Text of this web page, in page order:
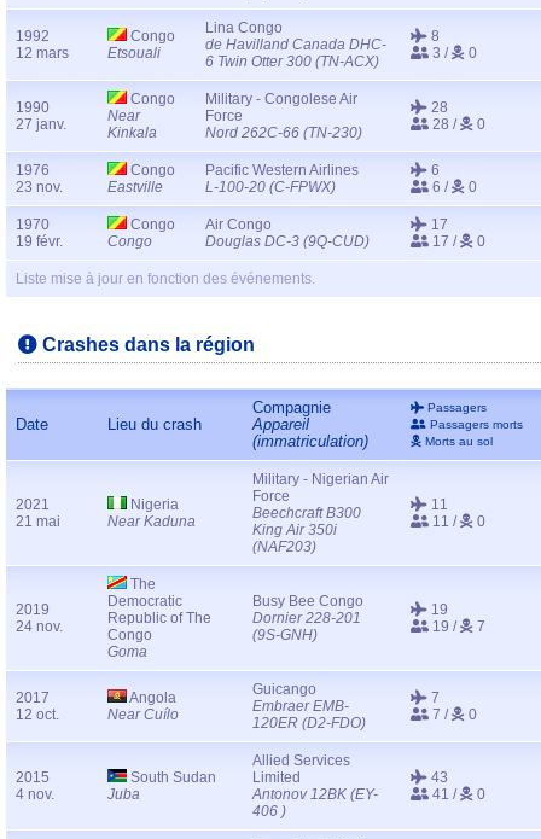
Liste mise à jour en fonction des événements.
1992
12 mars
Congo
Etsouali
Lina Congo
de Havilland Canada DHC-
6 Twin Otter 300 (TN-ACX)
8
3 /
0
1990
27 janv.
Congo
Near
Kinkala
Military - Congolese Air
Force
Nord 262C-66 (TN-230)
28
28 /
0
1976
23 nov.
Congo
Eastville
Pacific Western Airlines
L-100-20 (C-FPWX)
6
6 /
0
1970
19 févr.
Congo
Congo
Air Congo
Douglas DC-3 (9Q-CUD)
17
17 /
0
Crashes dans la région
Date Lieu du crash
Compagnie
Appareil
(immatriculation)
Passagers
Passagers morts
Morts au sol
2021
21 mai
Nigeria
Near Kaduna
Military - Nigerian Air
Force
Beechcraft B300
King Air 350i
(NAF203)
11
11 /
0
2019
24 nov.
The
Democratic
Republic of The
Congo
Goma
Busy Bee Congo
Dornier 228-201
(9S-GNH)
19
19 /
7
2017
12 oct.
Angola
Near Cuílo
Guicango
Embraer EMB-
120ER (D2-FDO)
7
7 /
0
2015
4 nov.
South Sudan
Juba
Allied Services
Limited
Antonov 12BK (EY-
406 )
43
41 /
0